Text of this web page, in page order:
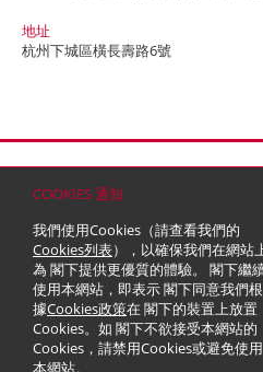
COOKIES 通知
我們使用Cookies（請查看我們的
Cookies列表），以確保我們在網站
為 閣下提供更優質的體驗。 閣下繼
使用本網站，即表示 閣下同意我們根
據Cookies政策在 閣下的裝置上放置
Cookies。如 閣下不欲接受本網站的
Cookies，請禁用Cookies或避免使用
本網站。
地址
杭州下城區橫長壽路6號
© 2026 嘉里建設有限公司 (於百慕達註冊成立